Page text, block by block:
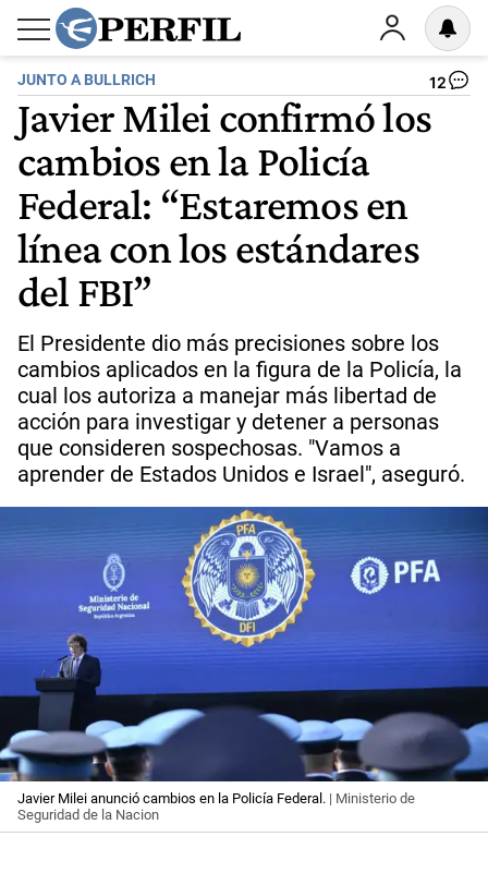
JUNTO A BULLRICH 12
Javier Milei confirmó los
cambios en la Policía
Federal: “Estaremos en
línea con los estándares
del FBI”
El Presidente dio más precisiones sobre los
cambios aplicados en la figura de la Policía, la
cual los autoriza a manejar más libertad de
acción para investigar y detener a personas
que consideren sospechosas. "Vamos a
aprender de Estados Unidos e Israel", aseguró.
Javier Milei anunció cambios en la Policía Federal. | Ministerio de
Seguridad de la Nacion